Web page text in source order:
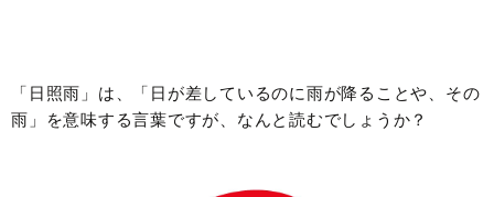
「日照雨」は、「日が差しているのに雨が降ることや、その
雨」を意味する言葉ですが、なんと読むでしょうか？